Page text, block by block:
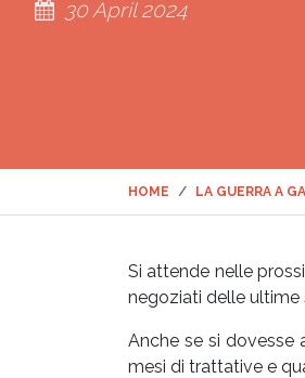
30 April 2024
HOME LA GUERRA A
Si attende nelle
negoziati delle ultime
Anche se si dovesse
mesi di trattative e